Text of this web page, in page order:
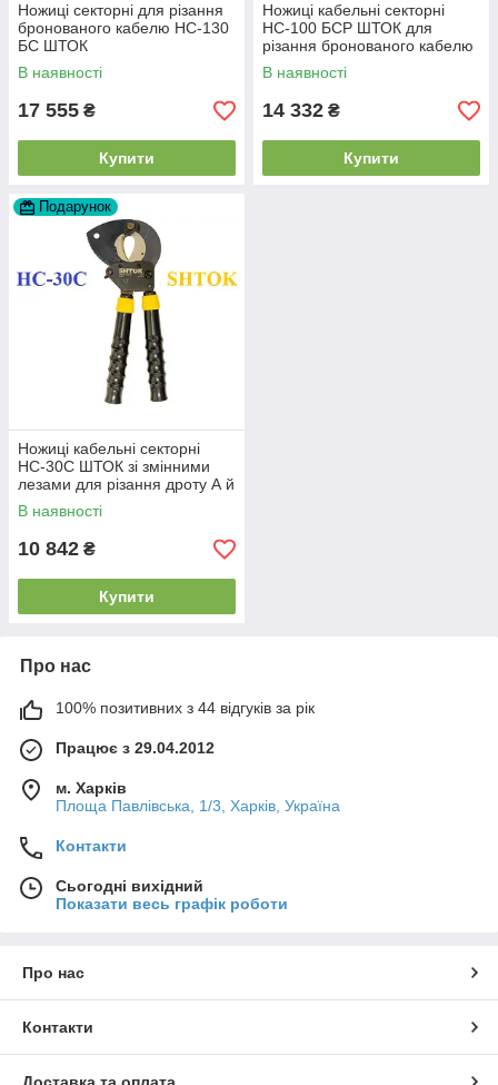
Ножиці секторні для різання
бронованого кабелю НС-130
БС ШТОК
В наявності
17 555 ₴
Купити
Ножиці кабельні секторні
НС-100 БСР ШТОК для
різання бронованого кабелю
В наявності
14 332 ₴
Купити
Подарунок
Ножиці кабельні секторні
НС-30С ШТОК зі змінними
лезами для різання дроту А й
АС
В наявності
10 842 ₴
Купити
Про нас
100% позитивних з 44 відгуків за рік
Працює з 29.04.2012
м. Харків
Площа Павлівська, 1/3, Харків, Україна
Контакти
Сьогодні вихідний
Показати весь графік роботи
Про нас
Контакти